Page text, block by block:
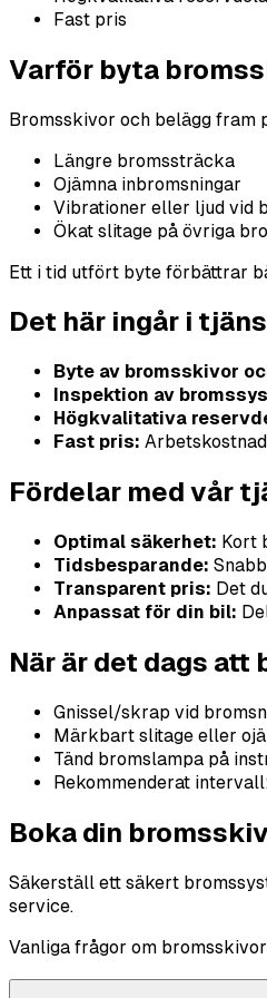
Fast pris
Varför byta
Bromsskivor och belägg fram
Längre bromssträcka
Ojämna inbromsningar
Vibrationer eller ljud vid
Ökat slitage på övriga
Ett i tid utfört byte förbättrar
Det här ingår i
Byte av bromsskivor
Inspektion av
Högkvalitativa
Fast pris:
Fördelar med vår
Optimal säkerhet: Kort
Tidsbesparande:
Transparent pris: Det
Anpassat för din bil:
När är det dags att
Gnissel/skrap vid
Märkbart slitage eller
Tänd bromslampa på
Rekommenderat
Boka din
Säkerställ ett säkert
service.
Vanliga frågor om